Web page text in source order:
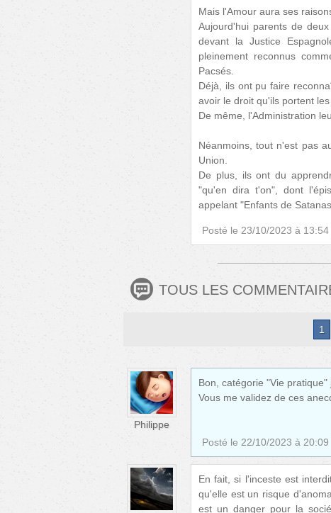
Mais l'Amour aura ses
Aujourd'hui parents de
devant la Justice
pleinement reconnus
Pacsés.
Déjà, ils ont pu faire
avoir le droit qu'ils portent
De même, l'Administration
Néanmoins, tout n'est pas
Union.
De plus, ils ont du
"qu'en dira t'on", dont
appelant "Enfants de
Posté le 23/10/2023 à 13:54
TOUS LES
1
Philippe
Bon, catégorie "Vie
Vous me validez de ces
Posté le 22/10/2023 à 20:09
En fait, si l'inceste est
qu'elle est un risque
est un danger pour la